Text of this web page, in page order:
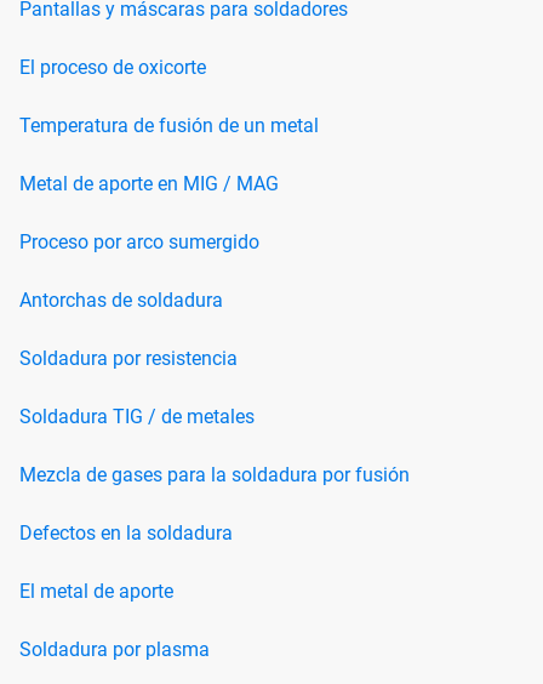
Pantallas y máscaras para soldadores
El proceso de oxicorte
Temperatura de fusión de un metal
Metal de aporte en MIG / MAG
Proceso por arco sumergido
Antorchas de soldadura
Soldadura por resistencia
Soldadura TIG / de metales
Mezcla de gases para la soldadura por fusión
Defectos en la soldadura
El metal de aporte
Soldadura por plasma